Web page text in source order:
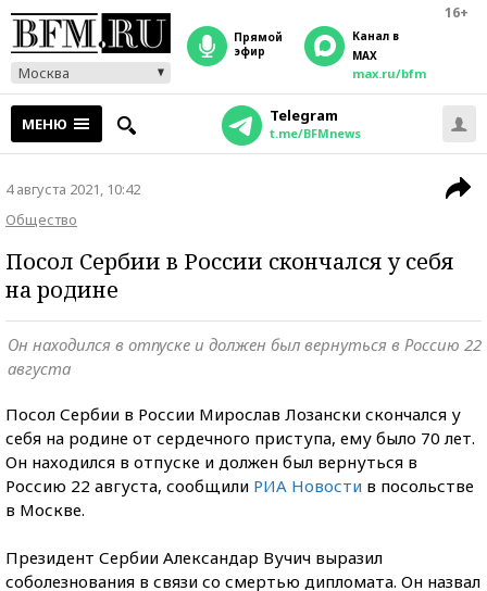
16+
Москва
прямой
эфир
Канал в
MAX
max.ru/bfm
МЕНЮ Telegram
t.me/BFMnews
4 августа 2021, 10:42
Общество
Посол Сербии в России скончался у себя
на родине
Он находился в отпуске и должен был вернуться в Россию 22
августа
Посол Сербии в России Мирослав Лозански скончался у
себя на родине от сердечного приступа, ему было 70 лет.
Он находился в отпуске и должен был вернуться в
Россию 22 августа, сообщили РИА Новости в посольстве
в Москве.
Президент Сербии Александар Вучич выразил
соболезнования в связи со смертью дипломата. Он назвал